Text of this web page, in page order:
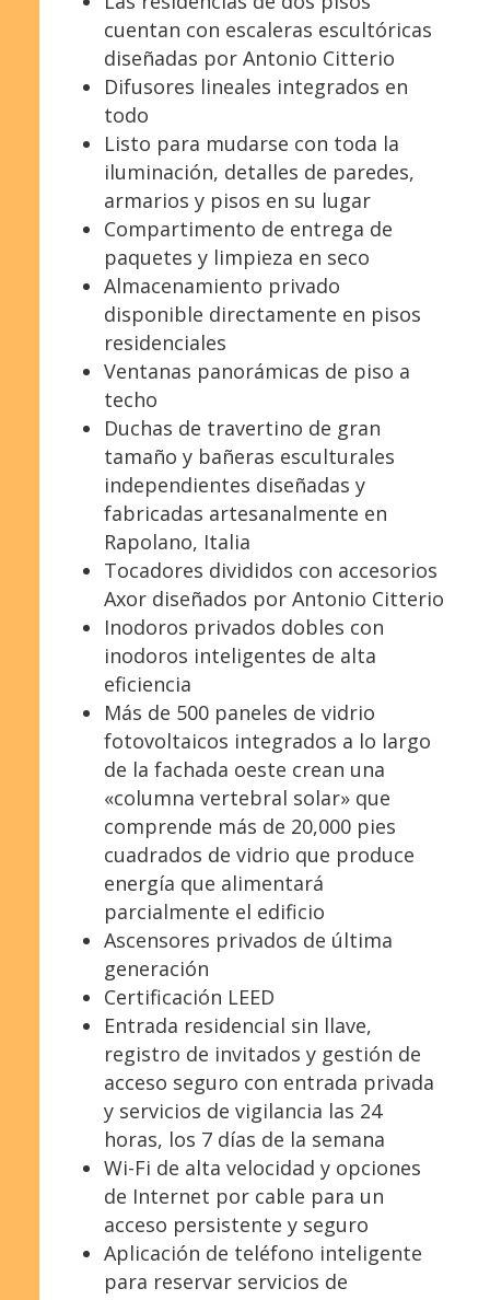
cuentan con escaleras escultóricas
diseñadas por Antonio Citterio
Difusores lineales integrados en
todo
Listo para mudarse con toda la
iluminación, detalles de paredes,
armarios y pisos en su lugar
Compartimento de entrega de
paquetes y limpieza en seco
Almacenamiento privado
disponible directamente en pisos
residenciales
Ventanas panorámicas de piso a
techo
Duchas de travertino de gran
tamaño y bañeras esculturales
independientes diseñadas y
fabricadas artesanalmente en
Rapolano, Italia
Tocadores divididos con accesorios
Axor diseñados por Antonio Citterio
Inodoros privados dobles con
inodoros inteligentes de alta
eficiencia
Más de 500 paneles de vidrio
fotovoltaicos integrados a lo largo
de la fachada oeste crean una
«columna vertebral solar» que
comprende más de 20,000 pies
cuadrados de vidrio que produce
energía que alimentará
parcialmente el edificio
Ascensores privados de última
generación
Certificación LEED
Entrada residencial sin llave,
registro de invitados y gestión de
acceso seguro con entrada privada
y servicios de vigilancia las 24
horas, los 7 días de la semana
Wi-Fi de alta velocidad y opciones
de Internet por cable para un
acceso persistente y seguro
Aplicación de teléfono inteligente
para reservar servicios de